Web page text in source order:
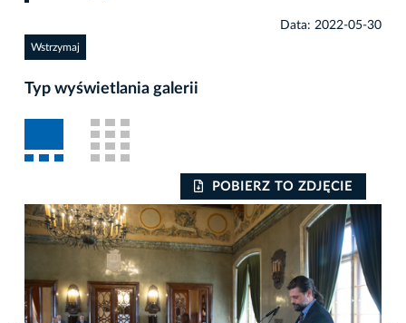
Data: 2022-05-30
Wstrzymaj
Typ wyświetlania galerii
POBIERZ TO ZDJĘCIE